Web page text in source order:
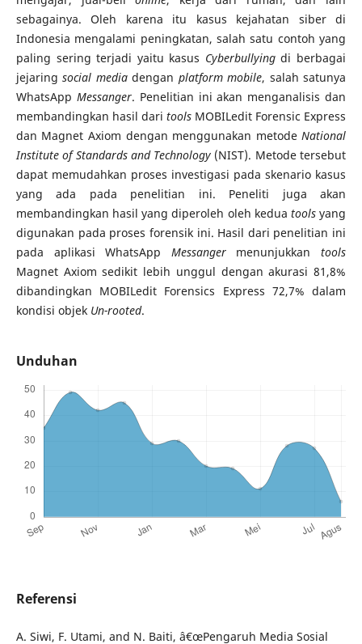
sebagainya. Oleh karena itu kasus kejahatan siber di
Indonesia mengalami peningkatan, salah satu contoh yang
paling sering terjadi yaitu kasus Cyberbullyingdi berbagai
jejaringsocial mediadengan platform mobile, salah satunya
WhatsApp Messanger. Penelitian ini akan menganalisis dan
membandingkan hasil dari tools MOBILedit Forensic Express
dan Magnet Axiom dengan menggunakan metodeNational
Institute of Standards and Technology (NIST). Metode tersebut
dapat memudahkan proses investigasi pada skenario kasus
yang ada pada penelitian ini. Peneliti juga akan
membandingkan hasil yang diperoleh oleh kedua toolsyang
digunakan pada proses forensik ini. Hasil dari penelitian ini
pada aplikasi WhatsApp Messangermenunjukkantools
Magnet Axiom sedikit lebih unggul dengan akurasi 81,8%
dibandingkan MOBILedit Forensics Express 72,7% dalam
kondisi objek Un-rooted.
Unduhan
Referensi
A. Siwi, F. Utami, and N. Baiti, â€œPengaruh Media Sosial